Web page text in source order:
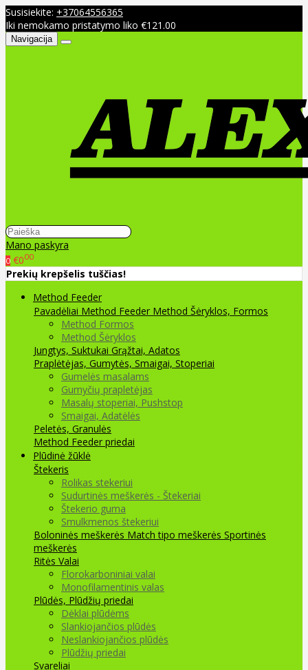
Susisiekite: +37064556365
Iki nemokamo pristatymo liko €121.00
Navigacija
Mano paskyra
0 €000
Prekių krepšelis tuščias!
Method Feeder
Pavadėliai Method Feeder Method Šėryklos, Formos
Method Formos
Method Šėryklos
Jungtys, Suktukai Grąžtai, Adatos
Praplėtėjas, Gumytės, Smaigai, Stoperiai
Gumelės masalams
Gumyčių prapletėjas
Masalų stoperiai, Pushstop
Smaigai, Adatėlės
Peletės, Granulės
Method Feeder priedai
Plūdinė žūklė
Štekeris
Rolikas stekeriui
Sudurtinės meškerės - Štekeriai
Štekerio guma
Smulkmenos štekeriui
Boloninės meškerės Match tipo meškerės Sportinės
meškerės
Ritės Valai
Florokarboniniai valai
Monofilamentinis valas
Plūdės, Plūdžių priedai
Dėklai plūdėms
Slankiojančios plūdės
Neslankiojančios plūdės
Plūdžių priedai
Svareliai